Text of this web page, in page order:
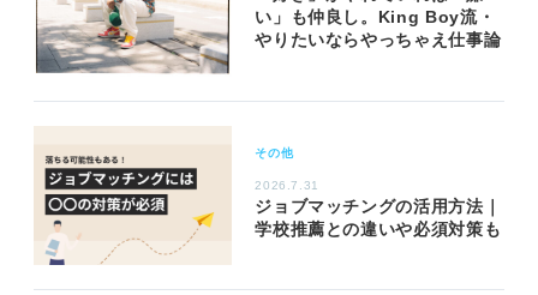
い」も仲良し。King Boy流・
やりたいならやっちゃえ仕事論
その他
2026.7.31
ジョブマッチングの活用方法｜
学校推薦との違いや必須対策も